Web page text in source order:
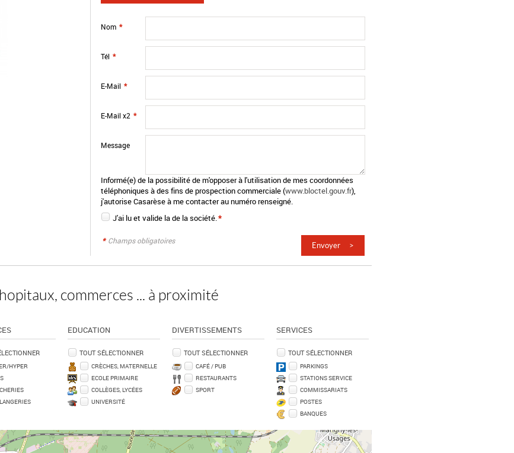
Nom *
Tél *
E-Mail *
E-Mail x2 *
Message
Informé(e) de la possibilité de m'opposer à l'utilisation de mes coordonnées
téléphoniques à des fins de prospection commerciale (www.bloctel.gouv.fr),
j'autorise Casarèse à me contacter au numéro renseigné.
J'ai lu et valide lade la société.*
* Champs obligatoires
commerces ... à proximité
HYPER
EDUCATION
TOUT SÉLECTIONNER
CRÈCHES, MATERNELLE
ECOLE PRIMAIRE
COLLÈGES, LYCÉES
UNIVERSITÉ
DIVERTISSEMENTS
TOUT SÉLECTIONNER
CAFÉ / PUB
RESTAURANTS
SPORT
SERVICES
TOUT SÉLECTIONNER
PARKINGS
STATIONS SERVICE
COMMISSARIATS
POSTES
BANQUES